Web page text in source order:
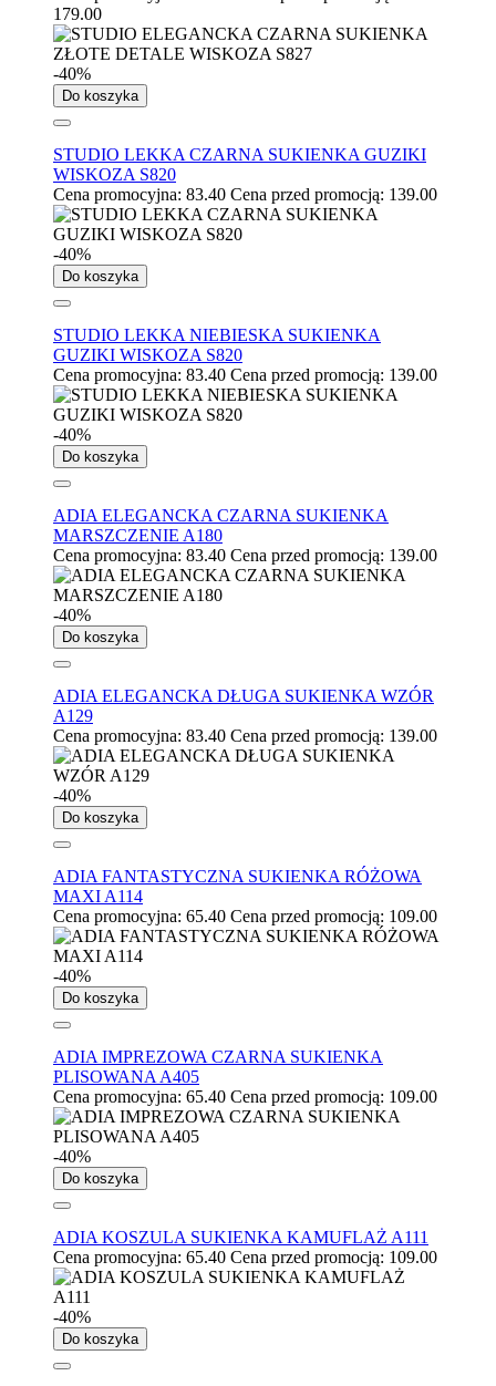
179.00
-40%
Do koszyka
STUDIO LEKKA CZARNA SUKIENKA GUZIKI
WISKOZA S820
Cena promocyjna: 83.40 Cena przed promocją: 139.00
-40%
Do koszyka
STUDIO LEKKA NIEBIESKA SUKIENKA
GUZIKI WISKOZA S820
Cena promocyjna: 83.40 Cena przed promocją: 139.00
-40%
Do koszyka
ADIA ELEGANCKA CZARNA SUKIENKA
MARSZCZENIE A180
Cena promocyjna: 83.40 Cena przed promocją: 139.00
-40%
Do koszyka
ADIA ELEGANCKA DŁUGA SUKIENKA WZÓR
A129
Cena promocyjna: 83.40 Cena przed promocją: 139.00
-40%
Do koszyka
ADIA FANTASTYCZNA SUKIENKA RÓŻOWA
MAXI A114
Cena promocyjna: 65.40 Cena przed promocją: 109.00
-40%
Do koszyka
ADIA IMPREZOWA CZARNA SUKIENKA
PLISOWANA A405
Cena promocyjna: 65.40 Cena przed promocją: 109.00
-40%
Do koszyka
ADIA KOSZULA SUKIENKA KAMUFLAŻ A111
Cena promocyjna: 65.40 Cena przed promocją: 109.00
-40%
Do koszyka